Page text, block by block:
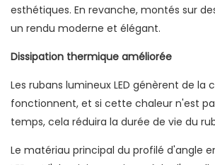
esthétiques. En revanche, montés sur
un rendu moderne et élégant.
Dissipation thermique améliorée
Les rubans lumineux LED génèrent de la
fonctionnent, et si cette chaleur n'est
temps, cela réduira la durée de vie du
Le matériau principal du profilé d'angle